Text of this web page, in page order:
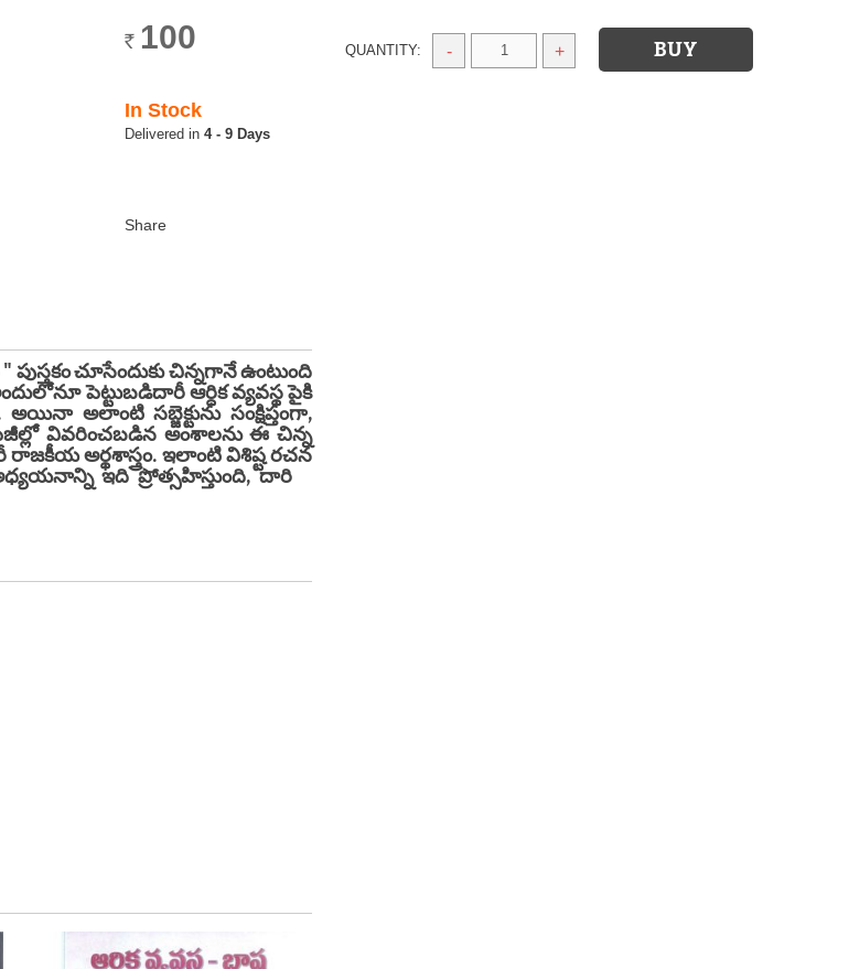
Rs. 100 QUANTITY: - +
In Stock
4 - 9 Days
చూసేందుకు చిన్నగానే ఉంటుంది
పెట్టుబడిదారీ ఆర్ధిక వ్యవస్థ పైకి
అలాంటి సబ్జెక్టును సంక్షిప్తంగా,
వివరించబడిన అంశాలను ఈ చిన్న
రాజకీయ అర్థశాస్త్రం. ఇలాంటి విశిష్ట రచన
ఇది ప్రోత్సహిస్తుంది, దారి